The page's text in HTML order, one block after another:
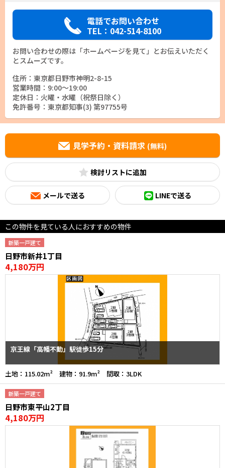
電話でお問い合わせ
TEL：042-514-8100
お問い合わせの際は「ホームページを見て」とお伝えいただく
とスムーズです。
住所：東京都日野市神明2-8-15
営業時間：9:00～19:00
定休日：火曜・水曜（祝祭日除く）
免許番号：東京都知事(3) 第97755号
見学予約・資料請求 (無料)
検討リスト
メールで送る LINEで送る
この物件を見ている人におすすめの物件
新築一戸建て
日野市新井1丁目
4,180万円
京王線「高幡不動」駅徒歩15分
土地：115.02m² 建物：91.9m² 間取：3LDK
新築一戸建て
日野市東平山2丁目
4,180万円